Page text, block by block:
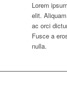
Lorem
elit.
ac orci
Fusce a
nulla.